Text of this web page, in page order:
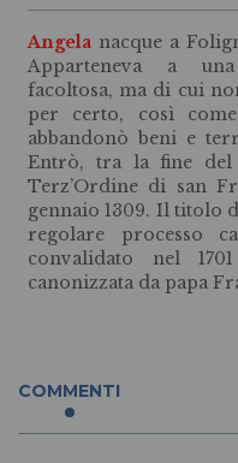
Angela nacque a
Apparteneva a
facoltosa, ma di cui
per certo, così
abbandonò beni e
Entrò, tra la fine del
Terz’Ordine di san
gennaio 1309. Il titolo
regolare processo
convalidato nel
canonizzata da papa
COMMENTI